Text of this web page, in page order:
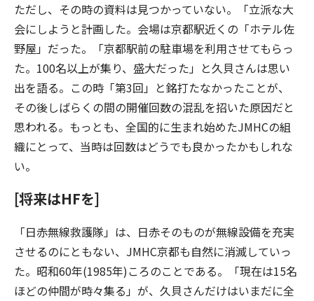
ただし、その時の資料は見つかっていない。「立派な大
会にしようと計画した。会場は京都駅近くの「ホテル佐
野屋」だった。「京都駅前の駐車場を利用させてもらっ
た。100名以上が集り、盛大だった」と久貝さんは思い
出を語る。この時「第3回」と銘打たなかったことが、
その後しばらくの間の開催回数の混乱を招いた原因だと
思われる。もっとも、全国的に生まれ始めたJMHCの組
織にとって、当時は回数はどうでも良かったかもしれな
い。
[将来はHFを]
「日赤無線救護隊」は、日赤そのものが無線設備を充実
させるのにともない、JMHC京都も自然に消滅していっ
た。昭和60年(1985年)ころのことである。「現在は15名
ほどの仲間が時々集る」が、久貝さんだけはいまだに全